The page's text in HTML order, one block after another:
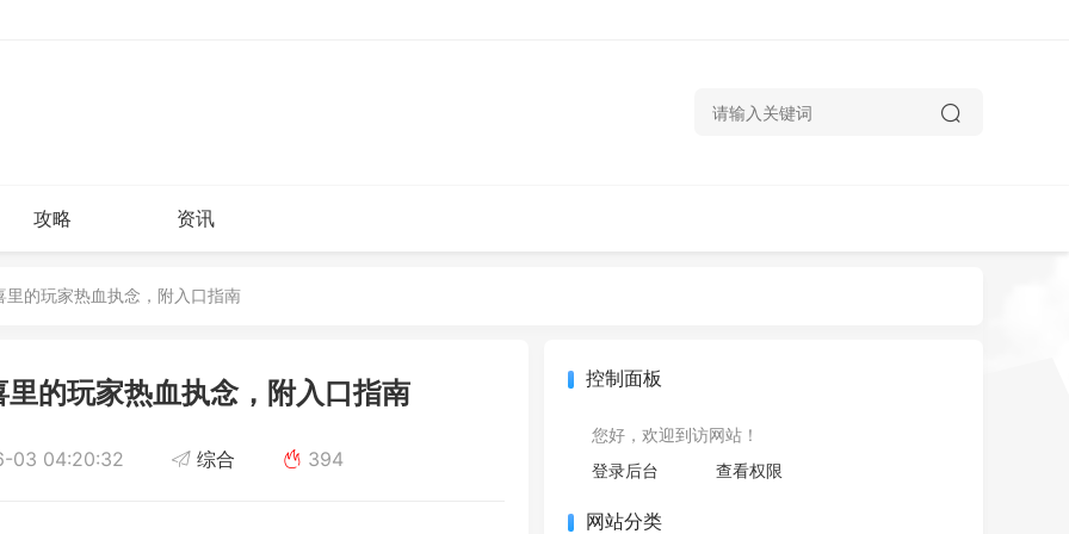
攻略 资讯
的玩家热血执念，附入口指南
的玩家热血执念，附入口指南
03 04:20:32 综合 394
控制面板
您好，欢迎到访网站！
登录后台
查看权限
网站分类